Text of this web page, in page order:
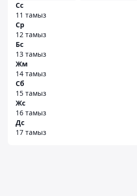
Сс
11 тамыз
Ср
12 тамыз
Бс
13 тамыз
Жм
14 тамыз
Сб
15 тамыз
Жс
16 тамыз
Дс
17 тамыз